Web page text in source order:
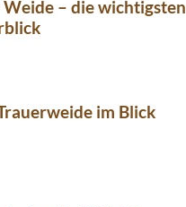
– die wichtigsten
im Blick